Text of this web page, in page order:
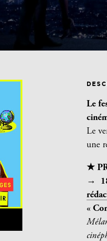
Le
Le
une
★
→
«